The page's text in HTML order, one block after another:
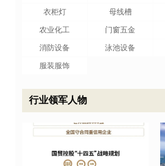
衣柜灯 母线槽
农业化工 门窗五金
消防设备 泳池设备
服装服饰
行业领军人物